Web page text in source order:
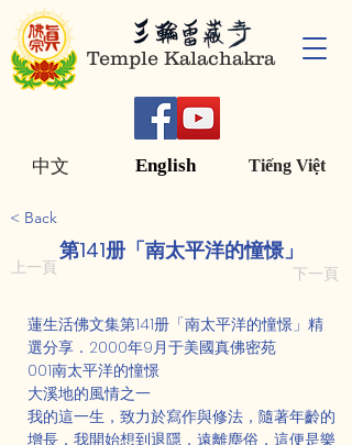
Temple Kalachakra
English Tiếng Việt
中文
< Back
第141册「南太平洋的憧憬」
上一頁 下一頁
蓮生活佛文集第141册「南太平洋的憧憬」精
選分享．2000年9月于美國真佛密苑
001南太平洋的憧憬
大溪地的風情之一
我的這一生，致力於寫作與修法，隨著年齡的
增長，我開始想到退隱，遠離塵俗，這便是樂